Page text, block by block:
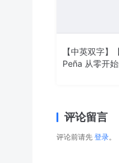
【中英双字
Peña 从零开
评论留言
评论前请先 登录。